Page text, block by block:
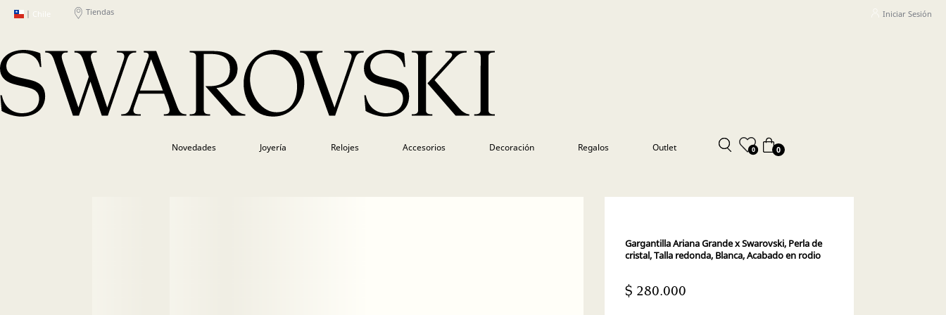
| Chile Tiendas Iniciar Sesión
Novedades Joyería Relojes Accesorios Decoración Regalos Outlet 0 0
Gargantilla Ariana Grande x Swarovski, Perla de
cristal, Talla redonda, Blanca, Acabado en rodio
$ 280.000